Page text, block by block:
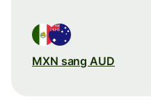
MXN sang AUD